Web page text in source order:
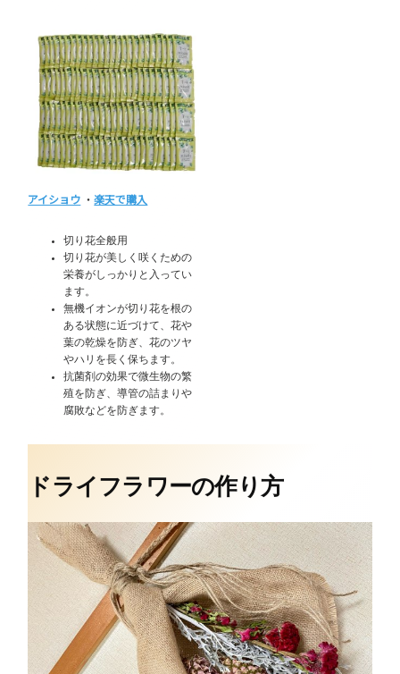
アイショウ ・楽天で購入
切り花全般用
切り花が美しく咲くための
栄養がしっかりと入ってい
ます。
無機イオンが切り花を根の
ある状態に近づけて、花や
葉の乾燥を防ぎ、花のツヤ
やハリを長く保ちます。
抗菌剤の効果で微生物の繁
殖を防ぎ、導管の詰まりや
腐敗などを防ぎます。
ドライフラワーの作り方